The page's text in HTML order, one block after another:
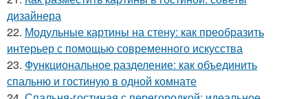
дизайнера
22. Модульные картины на стену: как преобразить
интерьер с помощью современного искусства
23. Функциональное разделение: как объединить
спальню и гостиную в одной комнате